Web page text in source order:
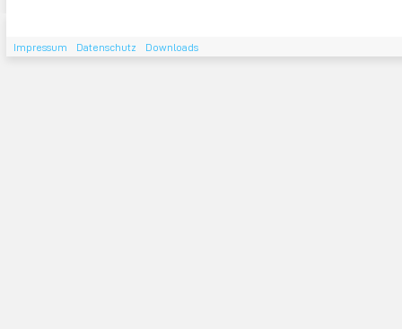
Impressum Datenschutz Downloads